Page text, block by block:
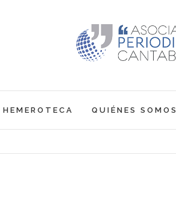
HEMEROTECA QUIÉNES SOMOS